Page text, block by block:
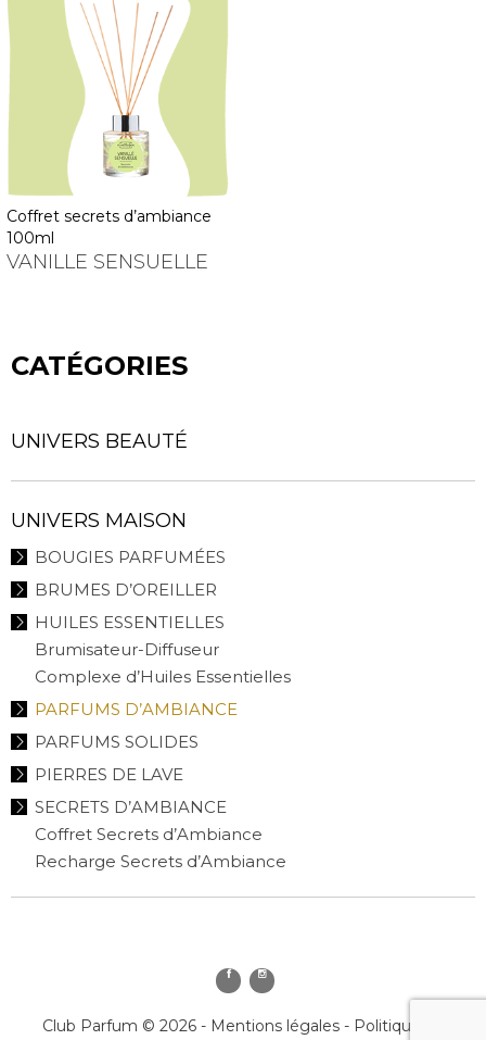
coffret secrets d’ambiance
100ml
VANILLE SENSUELLE
CATÉGORIES
UNIVERS BEAUTÉ
UNIVERS MAISON
BOUGIES PARFUMÉES
BRUMES D’OREILLER
HUILES ESSENTIELLES
Brumisateur-Diffuseur
Complexe d’Huiles Essentielles
PARFUMS D’AMBIANCE
PARFUMS SOLIDES
PIERRES DE LAVE
SECRETS D’AMBIANCE
Coffret Secrets d’Ambiance
Recharge Secrets d’Ambiance
Club Parfum © 2026 - Mentions légales- Politique de